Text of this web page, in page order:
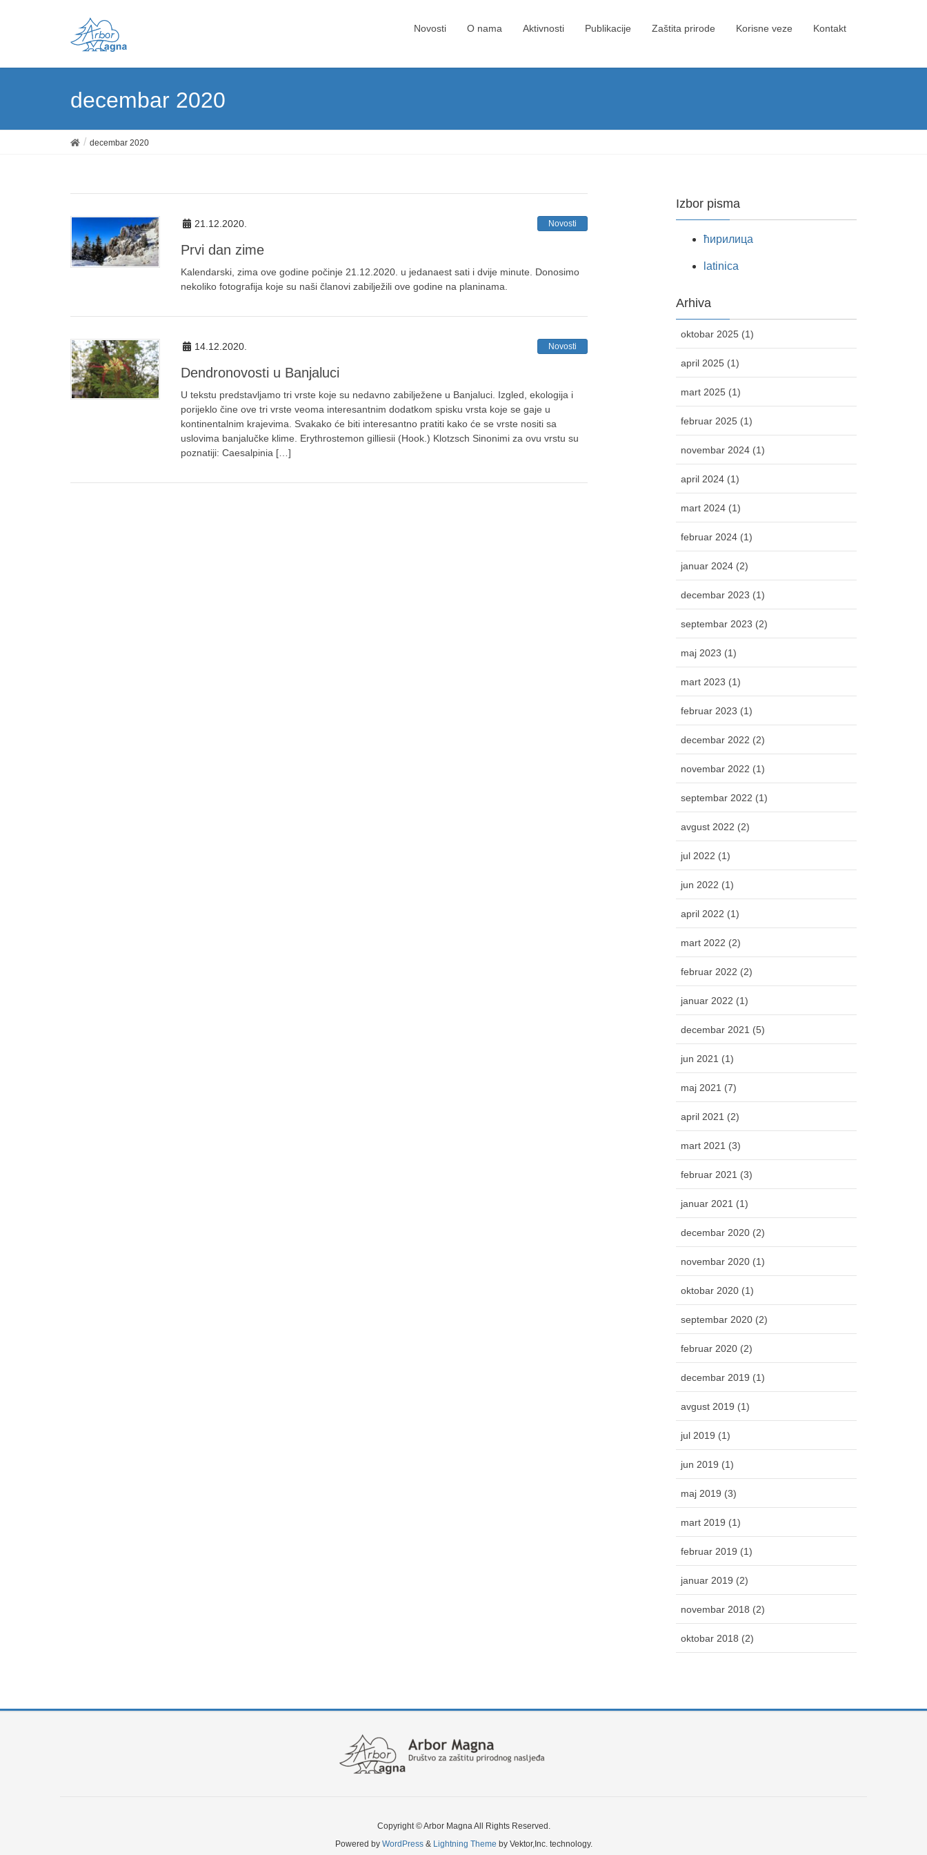
Novosti O nama Aktivnosti Publikacije Zaštita prirode Korisne veze Kontakt
decembar 2020
decembar 2020
21.12.2020. Novosti
Prvi dan zime
Kalendarski, zima ove godine počinje 21.12.2020. u jedanaest sati i dvije minute. Donosimo
nekoliko fotografija koje su naši članovi zabilježili ove godine na planinama.
14.12.2020. Novosti
Dendronovosti u Banjaluci
U tekstu predstavljamo tri vrste koje su nedavno zabilježene u Banjaluci. Izgled, ekologija i
porijeklo čine ove tri vrste veoma interesantnim dodatkom spisku vrsta koje se gaje u
kontinentalnim krajevima. Svakako će biti interesantno pratiti kako će se vrste nositi sa
uslovima banjalučke klime. Erythrostemon gilliesii (Hook.) Klotzsch Sinonimi za ovu vrstu su
poznatiji: Caesalpinia […]
Izbor pisma
ћирилица
latinica
Arhiva
oktobar 2025 (1)
april 2025 (1)
mart 2025 (1)
februar 2025 (1)
novembar 2024 (1)
april 2024 (1)
mart 2024 (1)
februar 2024 (1)
januar 2024 (2)
decembar 2023 (1)
septembar 2023 (2)
maj 2023 (1)
mart 2023 (1)
februar 2023 (1)
decembar 2022 (2)
novembar 2022 (1)
septembar 2022 (1)
avgust 2022 (2)
jul 2022 (1)
jun 2022 (1)
april 2022 (1)
mart 2022 (2)
februar 2022 (2)
januar 2022 (1)
decembar 2021 (5)
jun 2021 (1)
maj 2021 (7)
april 2021 (2)
mart 2021 (3)
februar 2021 (3)
januar 2021 (1)
decembar 2020 (2)
novembar 2020 (1)
oktobar 2020 (1)
septembar 2020 (2)
februar 2020 (2)
decembar 2019 (1)
avgust 2019 (1)
jul 2019 (1)
jun 2019 (1)
maj 2019 (3)
mart 2019 (1)
februar 2019 (1)
januar 2019 (2)
novembar 2018 (2)
oktobar 2018 (2)
Copyright © Arbor Magna All Rights Reserved.
Powered by WordPress& Lightning Theme by Vektor,Inc. technology.